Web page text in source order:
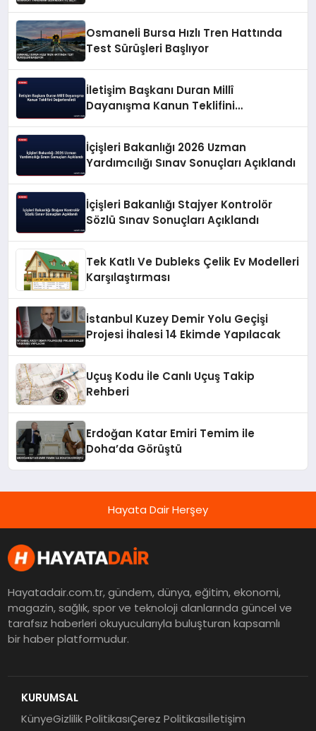
Osmaneli Bursa Hızlı Tren Hattında
Test Sürüşleri Başlıyor
İletişim Başkanı Duran Millî
Dayanışma Kanun Teklifini
İçişleri Bakanlığı 2026 Uzman
Yardımcılığı Sınav Sonuçları Açıklandı
İçişleri Bakanlığı Stajyer Kontrolör
Sözlü Sınav Sonuçları Açıklandı
Tek Katlı Ve Dubleks Çelik Ev Modelleri
Karşılaştırması
İstanbul Kuzey Demir Yolu Geçişi
Projesi İhalesi 14 Ekimde Yapılacak
Uçuş Kodu İle Canlı Uçuş Takip
Rehberi
Erdoğan Katar Emiri Temim ile
Doha’da Görüştü
Hayata Dair Herşey
Hayatadair.com.tr, gündem, dünya, eğitim, ekonomi,
magazin, sağlık, spor ve teknoloji alanlarında güncel ve
tarafsız haberleri okuyucularıyla buluşturan kapsamlı
bir haber platformudur.
KURUMSAL
KünyeGizlilik PolitikasıÇerez Politikasıİletişim